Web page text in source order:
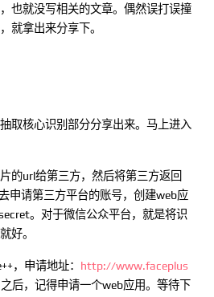
也就没写相关的文章。偶然误打误撞
就拿出来分享下。
取核心识别部分分享出来。马上进入
的url给第三方，然后将第三方返回
申请第三方平台的账号，创建web应
。对于微信公众平台，就是将识
好。
，申请地址： http://www.faceplus
后，记得申请一个web应用。等待下